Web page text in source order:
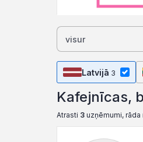
Latvijā 3
Kafejnīcas,
Atrasti 3 uzņēmumi, rāda